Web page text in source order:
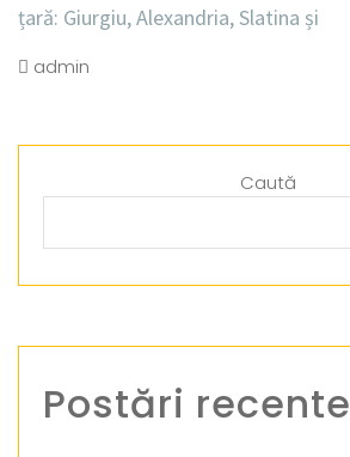
țară: Giurgiu, Alexandria, Slatina și
admin
Caută
Postări recente